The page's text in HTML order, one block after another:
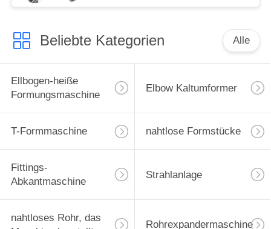
Beliebte Kategorien Alle
Ellbogen-heiße
Formungsmaschine
Elbow Kaltumformer
T-Formmaschine nahtlose Formstücke
Fittings-
Abkantmaschine
Strahlanlage
nahtloses Rohr, das
Rohrexpandermaschine